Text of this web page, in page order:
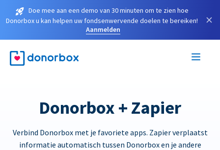
Doe mee aan een demo van 30 minuten om te zien hoe
Donorbox u kan helpen uw fondsenwervende doelen te bereiken!
Aanmelden
×
Donorbox + Zapier
Verbind Donorbox met je favoriete apps. Zapier verplaatst
informatie automatisch tussen Donorbox en je andere